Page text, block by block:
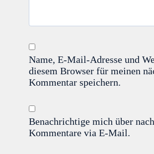
Name, E-Mail-Adresse und
diesem Browser für meinen
Kommentar speichern.
Benachrichtige mich über
Kommentare via E-Mail.